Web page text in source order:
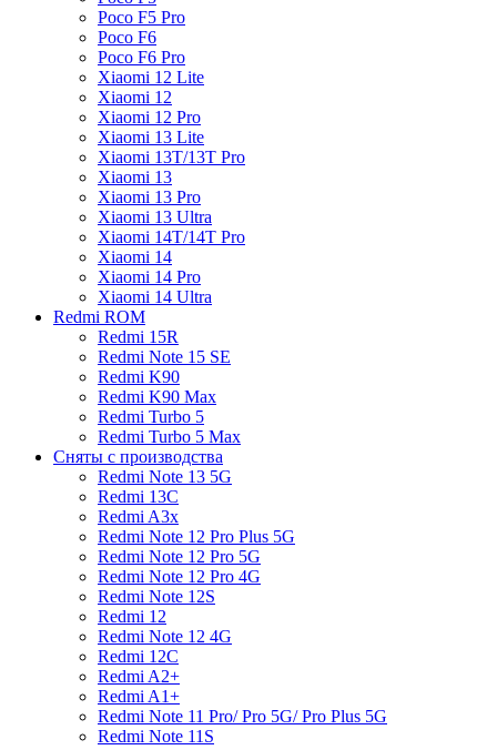
Poco F5 Pro
Poco F6
Poco F6 Pro
Xiaomi 12 Lite
Xiaomi 12
Xiaomi 12 Pro
Xiaomi 13 Lite
Xiaomi 13T/13T Pro
Xiaomi 13
Xiaomi 13 Pro
Xiaomi 13 Ultra
Xiaomi 14T/14T Pro
Xiaomi 14
Xiaomi 14 Pro
Xiaomi 14 Ultra
Redmi ROM
Redmi 15R
Redmi Note 15 SE
Redmi K90
Redmi K90 Max
Redmi Turbo 5
Redmi Turbo 5 Max
Сняты с производства
Redmi Note 13 5G
Redmi 13C
Redmi A3x
Redmi Note 12 Pro Plus 5G
Redmi Note 12 Pro 5G
Redmi Note 12 Pro 4G
Redmi Note 12S
Redmi 12
Redmi Note 12 4G
Redmi 12C
Redmi A2+
Redmi A1+
Redmi Note 11 Pro/ Pro 5G/ Pro Plus 5G
Redmi Note 11S